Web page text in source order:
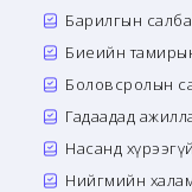
Барилгын
Биеийн
Боловсролын
Гадаадад
Насанд
Нийгмийн